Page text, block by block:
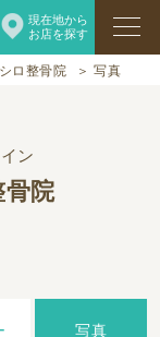
現在地から
お店を探す
ロ整骨院 写真
ン
院
写真